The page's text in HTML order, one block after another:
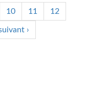
10 11 12
›